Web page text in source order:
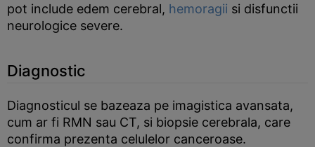
pot include edem cerebral, hemoragii si disfunctii
neurologice severe.
Diagnostic
Diagnosticul se bazeaza pe imagistica avansata,
cum ar fi RMN sau CT, si biopsie cerebrala, care
confirma prezenta celulelor canceroase.